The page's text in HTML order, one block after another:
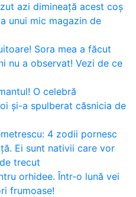
azi dimineață acest coș
unui mic magazin de
Sora mea a făcut
nu a observat! Vezi de ce
O celebră
și-a spulberat căsnicia de
4 zodii pornesc
Ei sunt nativii care vor
trecut
orhidee. Într-o lună vei
frumoase!